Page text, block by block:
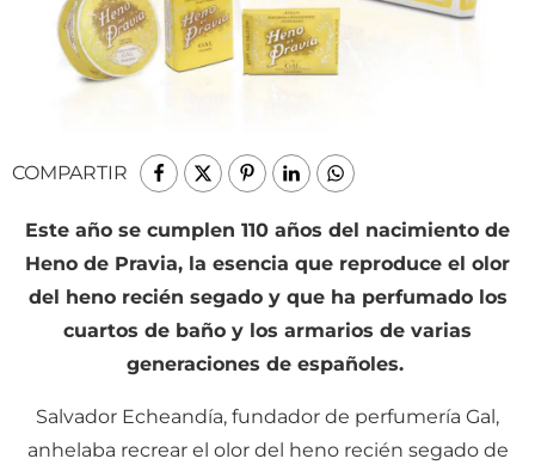
COMPARTIR
Este año se cumplen 110 años del nacimiento de
Heno de Pravia, la esencia que reproduce el olor
del heno recién segado y que ha perfumado los
cuartos de baño y los armarios de varias
generaciones de españoles.
Salvador Echeandía, fundador de perfumería Gal,
anhelaba recrear el olor del heno recién segado de